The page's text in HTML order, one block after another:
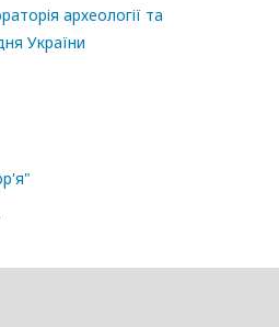
археології та
України